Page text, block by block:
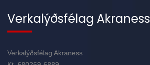
Verkalýðsfélag Akraness
Verkalýðsfélag Akraness